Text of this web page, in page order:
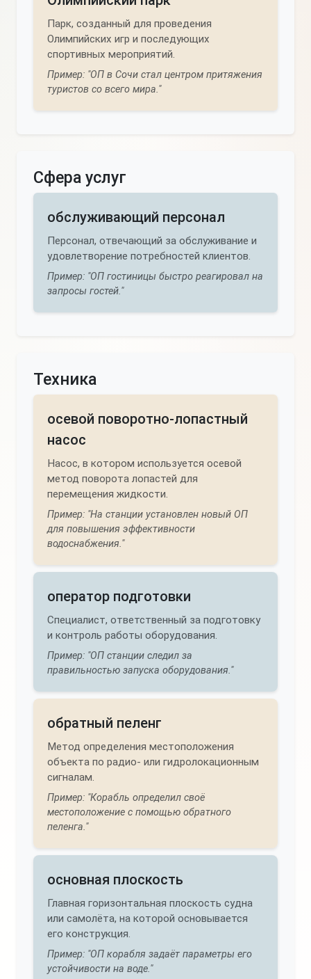
Парк, созданный для проведения
Олимпийских игр и последующих
спортивных мероприятий.
Пример: "ОП в Сочи стал центром притяжения
туристов со всего мира."
Сфера услуг
обслуживающий персонал
Персонал, отвечающий за обслуживание и
удовлетворение потребностей клиентов.
Пример: "ОП гостиницы быстро реагировал на
запросы гостей."
Техника
осевой поворотно-лопастный
насос
Насос, в котором используется осевой
метод поворота лопастей для
перемещения жидкости.
Пример: "На станции установлен новый ОП
для повышения эффективности
водоснабжения."
оператор подготовки
Специалист, ответственный за подготовку
и контроль работы оборудования.
Пример: "ОП станции следил за
правильностью запуска оборудования."
обратный пеленг
Метод определения местоположения
объекта по радио- или гидролокационным
сигналам.
Пример: "Корабль определил своё
местоположение с помощью обратного
пеленга."
основная плоскость
Главная горизонтальная плоскость судна
или самолёта, на которой основывается
его конструкция.
Пример: "ОП корабля задаёт параметры его
устойчивости на воде."